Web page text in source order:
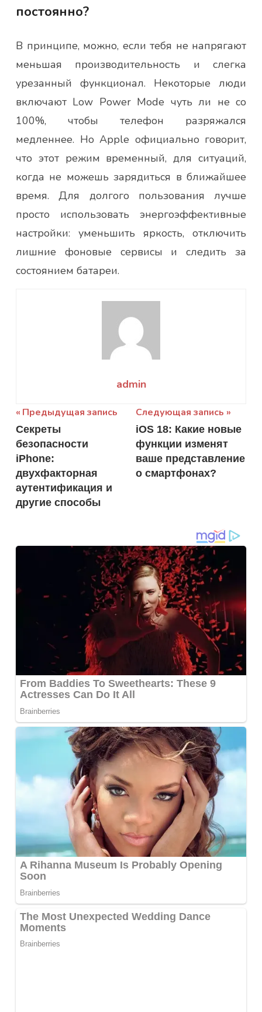
постоянно?
В принципе, можно, если тебя не напрягают
меньшая производительность и слегка
урезанный функционал. Некоторые люди
включают Low Power Mode чуть ли не со
100%, чтобы телефон разряжался
медленнее. Но Apple официально говорит,
что этот режим временный, для ситуаций,
когда не можешь зарядиться в ближайшее
время. Для долгого пользования лучше
просто использовать энергоэффективные
настройки: уменьшить яркость, отключить
лишние фоновые сервисы и следить за
состоянием батареи.
admin
Навигация
по
записям
Предыдущая запись
Секреты
безопасности
iPhone:
двухфакторная
аутентификация и
другие способы
Следующая запись
iOS 18: Какие новые
функции изменят
ваше представление
о смартфонах?